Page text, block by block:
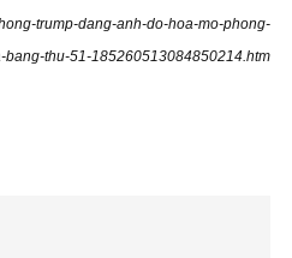
trump-dang-anh-do-hoa-mo-phong-
bang-thu-51-185260513084850214.htm